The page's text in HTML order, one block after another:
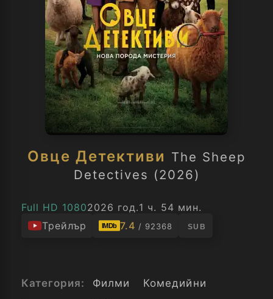
Овце Детективи The Sheep
Detectives (2026)
Full HD 10802026 год.1 ч. 54 мин.
Трейлър
IMDb 7.4 / 92368 SUB
Категория: Филми
Комедийни